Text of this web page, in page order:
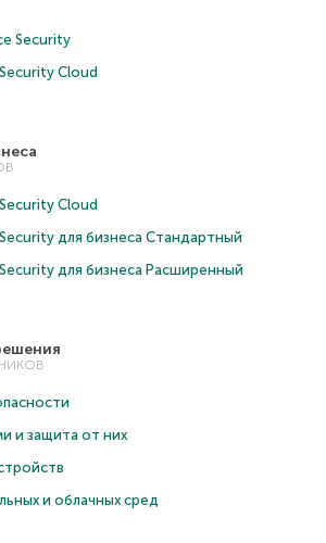
Security
Cloud
Cloud
для бизнеса Cтандартный
для бизнеса Расширенный
и защита от них
и облачных сред